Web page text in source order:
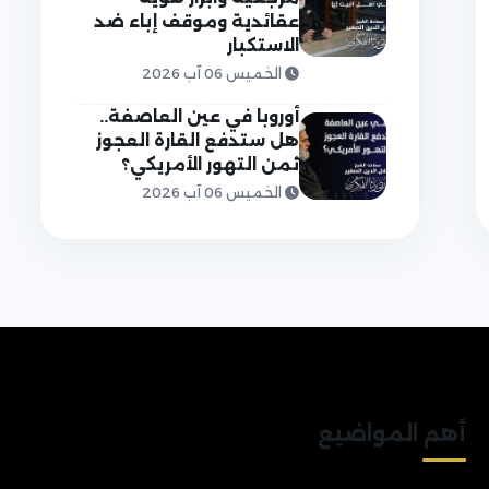
عقائدية وموقف إباء ضد
الاستكبار
الخميس 06 آب 2026
أوروبا في عين العاصفة..
هل ستدفع القارة العجوز
ثمن التهور الأمريكي؟
الخميس 06 آب 2026
أهم المواضيع